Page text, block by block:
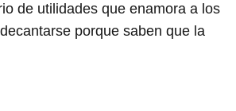
de utilidades que enamora a los
porque saben que la